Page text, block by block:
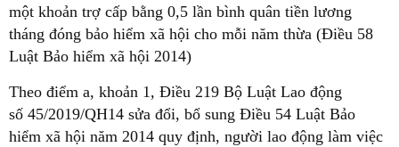
một khoản trợ cấp bằng 0,5 lần bình quân tiền lương
tháng đóng bảo hiểm xã hội cho mỗi năm thừa (Điều 58
Luật Bảo hiểm xã hội 2014)
Theo điểm a, khoản 1, Điều 219 Bộ Luật Lao động
số 45/2019/QH14 sửa đổi, bổ sung Điều 54 Luật Bảo
hiểm xã hội năm 2014 quy định, người lao động làm việc